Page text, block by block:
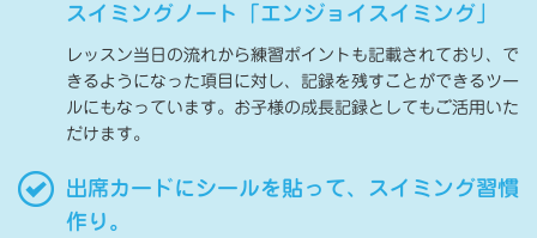
スイミングノート「エンジョイスイミング」
レッスン当日の流れから練習ポイントも記載されており、で
きるようになった項目に対し、記録を残すことができるツー
ルにもなっています。お子様の成長記録としてもご活用いた
だけます。
出席カードにシールを貼って、スイミング習慣
作り。